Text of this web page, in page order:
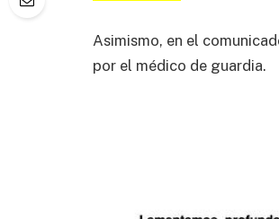
Asimismo, en el
por el médico de guardia.